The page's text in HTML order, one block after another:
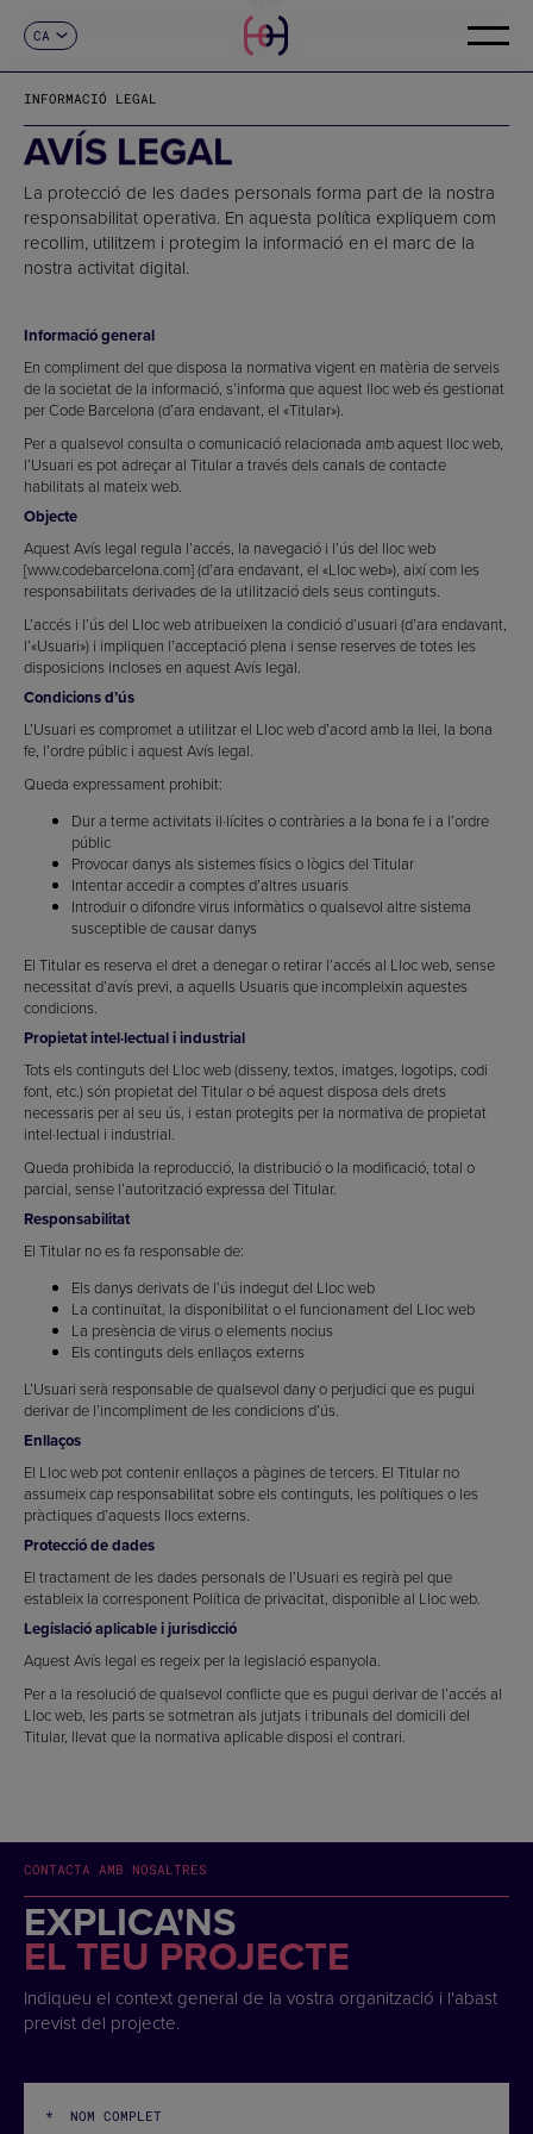
CA
FR
DE
IT
PT
CONTACTE
INFORMACIÓ LEGAL
AVÍS LEGAL
La protecció de les dades personals forma part de la nostra
responsabilitat operativa. En aquesta política expliquem com
recollim, utilitzem i protegim la informació en el marc de la
nostra activitat digital.
Informació general
En compliment del que disposa la normativa vigent en matèria de serveis
de la societat de la informació, s’informa que aquest lloc web és gestionat
per Code Barcelona (d’ara endavant, el «Titular»).
Per a qualsevol consulta o comunicació relacionada amb aquest lloc web,
l’Usuari es pot adreçar al Titular a través dels canals de contacte
habilitats al mateix web.
Objecte
Aquest Avís legal regula l’accés, la navegació i l’ús del lloc web
[www.codebarcelona.com] (d’ara endavant, el «Lloc web»), així com les
responsabilitats derivades de la utilització dels seus continguts.
L’accés i l’ús del Lloc web atribueixen la condició d’usuari (d’ara endavant,
l’«Usuari») i impliquen l’acceptació plena i sense reserves de totes les
disposicions incloses en aquest Avís legal.
Condicions d’ús
L’Usuari es compromet a utilitzar el Lloc web d’acord amb la llei, la bona
fe, l’ordre públic i aquest Avís legal.
Queda expressament prohibit:
Dur a terme activitats il·lícites o contràries a la bona fe i a l’ordre
públic
Provocar danys als sistemes físics o lògics del Titular
Intentar accedir a comptes d’altres usuaris
Introduir o difondre virus informàtics o qualsevol altre sistema
susceptible de causar danys
El Titular es reserva el dret a denegar o retirar l’accés al Lloc web, sense
necessitat d’avís previ, a aquells Usuaris que incompleixin aquestes
condicions.
Propietat intel·lectual i industrial
Tots els continguts del Lloc web (disseny, textos, imatges, logotips, codi
font, etc.) són propietat del Titular o bé aquest disposa dels drets
necessaris per al seu ús, i estan protegits per la normativa de propietat
intel·lectual i industrial.
Queda prohibida la reproducció, la distribució o la modificació, total o
parcial, sense l’autorització expressa del Titular.
Responsabilitat
El Titular no es fa responsable de:
Els danys derivats de l’ús indegut del Lloc web
La continuïtat, la disponibilitat o el funcionament del Lloc web
La presència de virus o elements nocius
Els continguts dels enllaços externs
L’Usuari serà responsable de qualsevol dany o perjudici que es pugui
derivar de l’incompliment de les condicions d’ús.
Enllaços
El Lloc web pot contenir enllaços a pàgines de tercers. El Titular no
assumeix cap responsabilitat sobre els continguts, les polítiques o les
pràctiques d’aquests llocs externs.
Protecció de dades
El tractament de les dades personals de l’Usuari es regirà pel que
estableix la corresponent Política de privacitat, disponible al Lloc web.
Legislació aplicable i jurisdicció
Aquest Avís legal es regeix per la legislació espanyola.
Per a la resolució de qualsevol conflicte que es pugui derivar de l’accés al
Lloc web, les parts se sotmetran als jutjats i tribunals del domicili del
Titular, llevat que la normativa aplicable disposi el contrari.
CONTACTA AMB NOSALTRES
EXPLICA'NS
EL TEU PROJECTE
Indiqueu el context general de la vostra organització i l'abast
previst del projecte.